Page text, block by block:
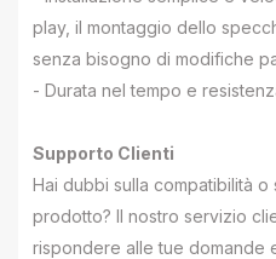
play, il montaggio dello
senza bisogno di modifiche
- Durata nel tempo e
Supporto Clienti
Hai dubbi sulla compatibilità o
prodotto? Il nostro servizio
rispondere alle tue domande